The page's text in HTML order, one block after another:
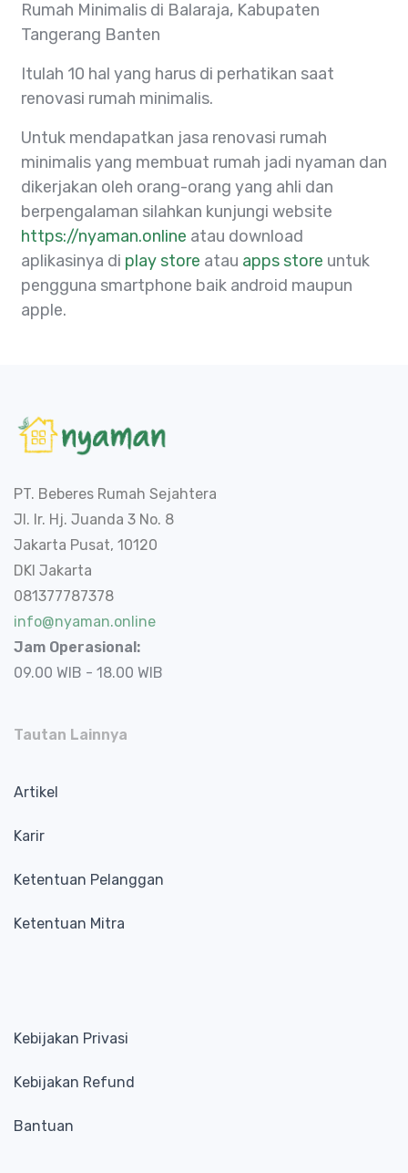
Rumah Minimalis di Balaraja, Kabupaten
Tangerang Banten
Itulah 10 hal yang harus di perhatikan saat
renovasi rumah minimalis.
Untuk mendapatkan jasa renovasi rumah
minimalis yang membuat rumah jadi nyaman dan
dikerjakan oleh orang-orang yang ahli dan
berpengalaman silahkan kunjungi website
https://nyaman.online atau download
aplikasinya di play store atau apps store untuk
pengguna smartphone baik android maupun
apple.
PT. Beberes Rumah Sejahtera
Jl. Ir. Hj. Juanda 3 No. 8
Jakarta Pusat, 10120
DKI Jakarta
081377787378
info@nyaman.online
Jam Operasional:
09.00 WIB - 18.00 WIB
Tautan Lainnya
Artikel
Karir
Ketentuan Pelanggan
Ketentuan Mitra
Kebijakan Privasi
Kebijakan Refund
Bantuan